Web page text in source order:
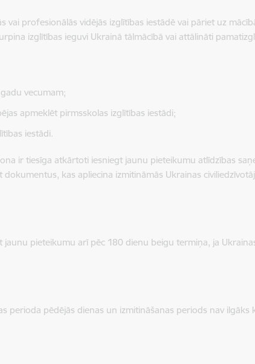
vai profesionālās vidējās izglītības iestādē vai pāriet uz
izglītības ieguvi Ukrainā tālmācībā vai attālināti
vecumam;
apmeklēt pirmsskolas izglītības iestādi;
iestādi.
ir tiesīga atkārtoti iesniegt jaunu pieteikumu atlīdzības
kas apliecina izmitināmās Ukrainas
pieteikumu arī pēc 180 dienu beigu termiņa, ja
perioda pēdējās dienas un izmitināšanas periods nav ilgāks